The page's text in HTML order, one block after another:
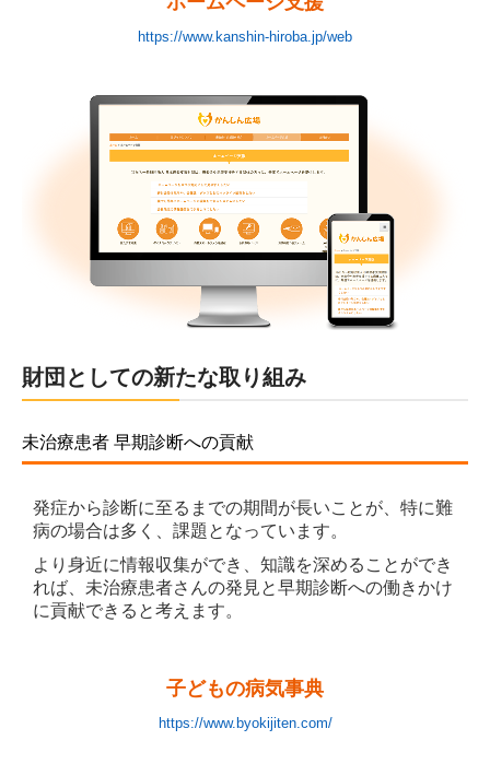
https://www.kanshin-hiroba.jp/web
財団としての新たな取り組み
未治療患者 早期診断への貢献
発症から診断に至るまでの期間が長いことが、特に難
病の場合は多く、課題となっています。
より身近に情報収集ができ、知識を深めることができ
れば、未治療患者さんの発見と早期診断への働きかけ
に貢献できると考えます。
子どもの病気事典
https://www.byokijiten.com/